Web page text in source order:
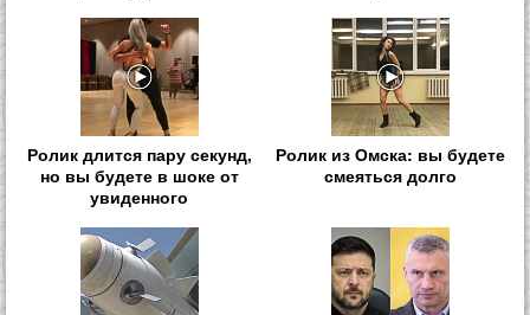
Ролик длится пару секунд,
но вы будете в шоке от
увиденного
Ролик из Омска: вы будете
смеяться долго